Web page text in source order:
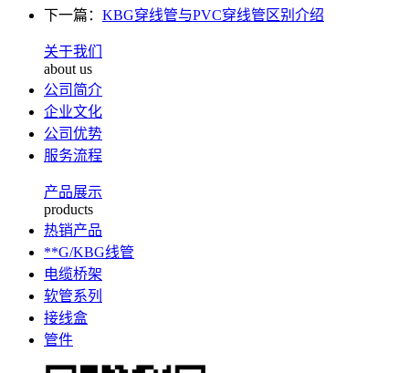
下一篇： KBG穿线管与PVC穿线管区别介绍
关于我们
about us
公司简介
企业文化
公司优势
服务流程
产品展示
products
热销产品
**G/KBG线管
电缆桥架
软管系列
接线盒
管件